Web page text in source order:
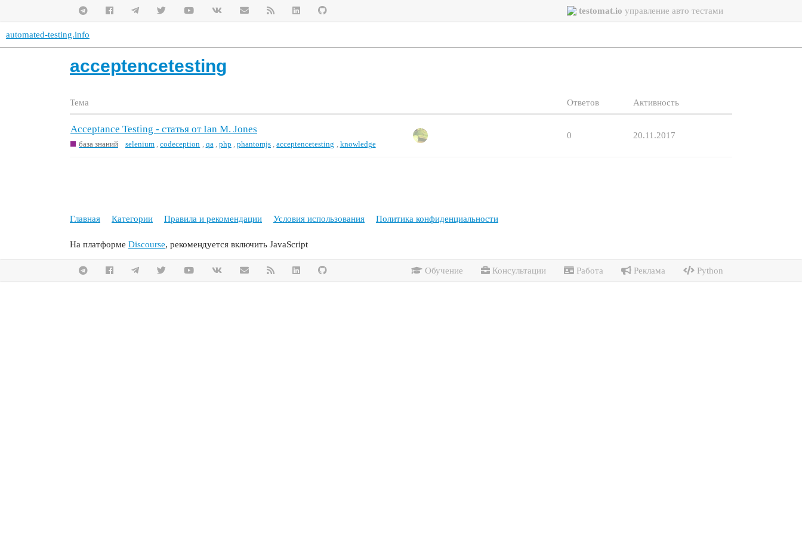
testomat.io управление авто тестами
automated-testing.info
acceptencetesting
Тема Ответов Активность
Acceptance Testing - статья от Ian M. Jones
база знаний selenium ,codeception qa php ,phantomjs ,acceptencetesting knowledge
0 20.11.2017
Главная Категории Правила и рекомендации Условия использования Политика конфиденциальности
На платформе Discourse, рекомендуется включить JavaScript
Python
Реклама
Работа
Консультации
Обучение